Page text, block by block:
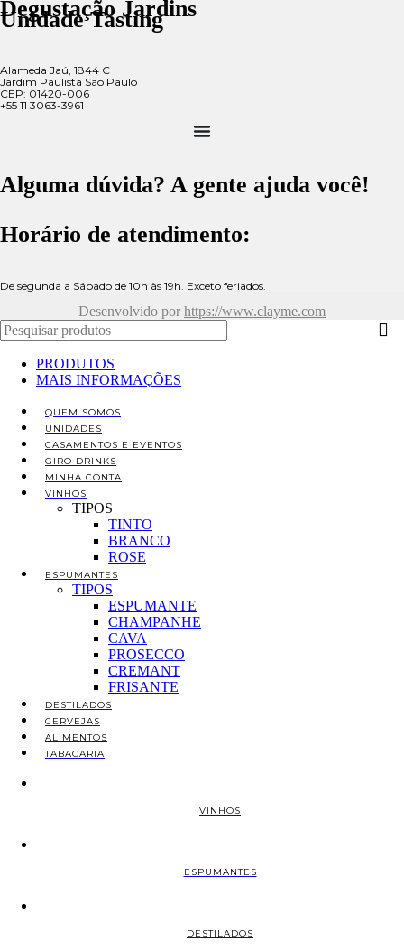
Degustação Jardins
Unidade Tasting
Alameda Jaú, 1844 C
Jardim Paulista São Paulo
CEP: 01420-006
+55 11 3063-3961
Alguma dúvida? A gente ajuda você!
Horário de atendimento:
De segunda a Sábado de 10h às 19h. Exceto feriados.
Desenvolvido por https://www.clayme.com
PRODUTOS
MAIS INFORMAÇÕES
QUEM SOMOS
UNIDADES
CASAMENTOS E EVENTOS
GIRO DRINKS
MINHA CONTA
VINHOS
TIPOS
TINTO
BRANCO
ROSE
ESPUMANTES
TIPOS
ESPUMANTE
CHAMPANHE
CAVA
PROSECCO
CREMANT
FRISANTE
DESTILADOS
CERVEJAS
ALIMENTOS
TABACARIA
VINHOS
ESPUMANTES
DESTILADOS